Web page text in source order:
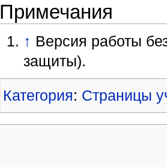
Примечания
↑ Версия работы
защиты).
Категория: Страницы